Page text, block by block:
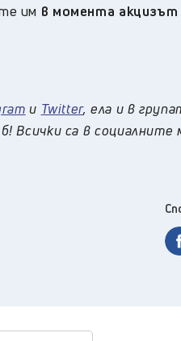
им в момента акцизът
и Twitter, ела и в
Всички са в социалните